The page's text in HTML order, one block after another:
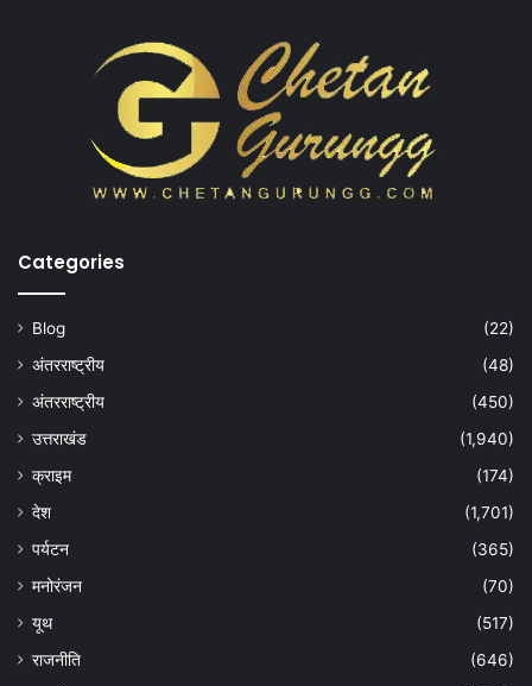
Categories
Blog
(22)
अंतरराष्ट्रीय
(48)
अंतरराष्ट्रीय
(450)
उत्तराखंड
(1,940)
क्राइम
(174)
देश
(1,701)
पर्यटन
(365)
मनोरंजन
(70)
यूथ
(517)
राजनीति
(646)